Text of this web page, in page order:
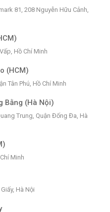
81, 208 Nguyễn Hữu Cảnh,
Hồ Chí Minh
(HCM)
Tân Phú, Hồ Chí Minh
Bằng (Hà Nội)
Trung, Quận Đống Đa, Hà
Minh
Hà Nội